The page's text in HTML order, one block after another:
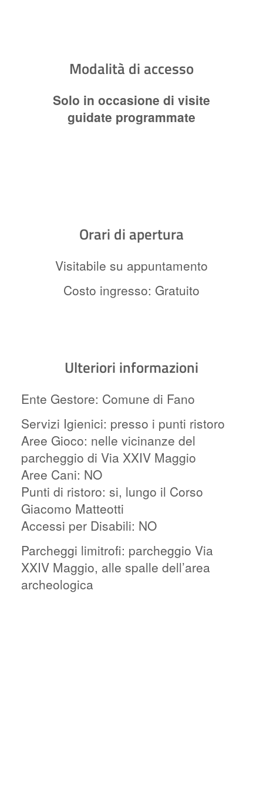
Modalità di accesso
Solo in occasione di visite
guidate programmate
Orari di apertura
Visitabile su appuntamento
Costo ingresso: Gratuito
Ulteriori informazioni
Ente Gestore: Comune di Fano
Servizi Igienici: presso i punti ristoro
Aree Gioco: nelle vicinanze del
parcheggio di Via XXIV Maggio
Aree Cani: NO
Punti di ristoro: si, lungo il Corso
Giacomo Matteotti
Accessi per Disabili: NO
Parcheggi limitrofi: parcheggio Via
XXIV Maggio, alle spalle dell’area
archeologica